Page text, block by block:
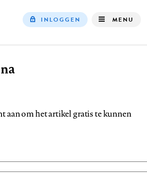
INLOGGEN MENU
aan om het artikel gratis te kunnen